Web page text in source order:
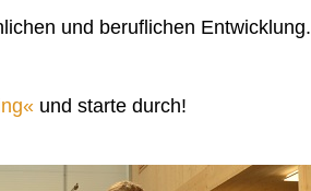
und beruflichen Entwicklung.
und starte durch!